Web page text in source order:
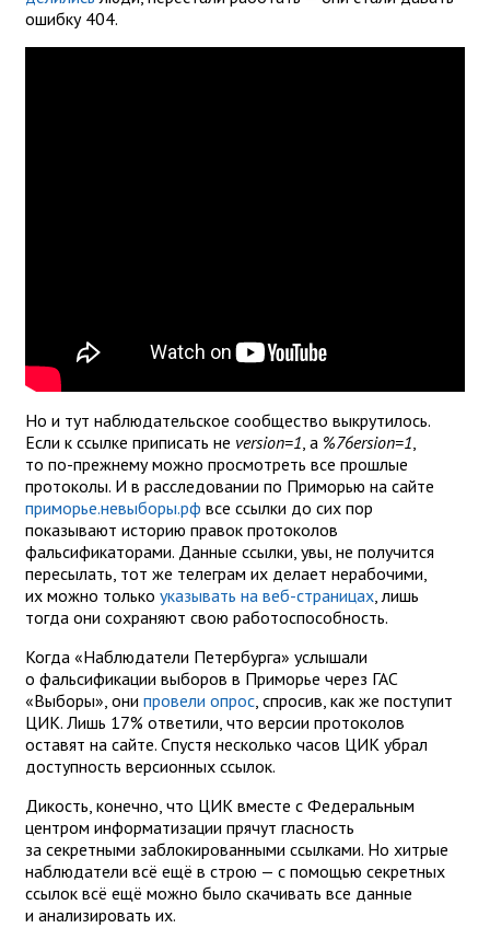
ошибку 404.
Но и тут наблюдательское сообщество выкрутилось.
Если к ссылке приписать не version=1, а %76ersion=1,
то по-прежнему можно просмотреть все прошлые
протоколы. И в расследовании по Приморью на сайте
приморье.невыборы.рф все ссылки до сих пор
показывают историю правок протоколов
фальсификаторами. Данные ссылки, увы, не получится
пересылать, тот же телеграм их делает нерабочими,
их можно только указывать на веб-страницах, лишь
тогда они сохраняют свою работоспособность.
Когда «Наблюдатели Петербурга» услышали
о фальсификации выборов в Приморье через ГАС
«Выборы», они провели опрос, спросив, как же поступит
ЦИК. Лишь 17% ответили, что версии протоколов
оставят на сайте. Спустя несколько часов ЦИК убрал
доступность версионных ссылок.
Дикость, конечно, что ЦИК вместе с Федеральным
центром информатизации прячут гласность
за секретными заблокированными ссылками. Но хитрые
наблюдатели всё ещё в строю — с помощью секретных
ссылок всё ещё можно было скачивать все данные
и анализировать их.